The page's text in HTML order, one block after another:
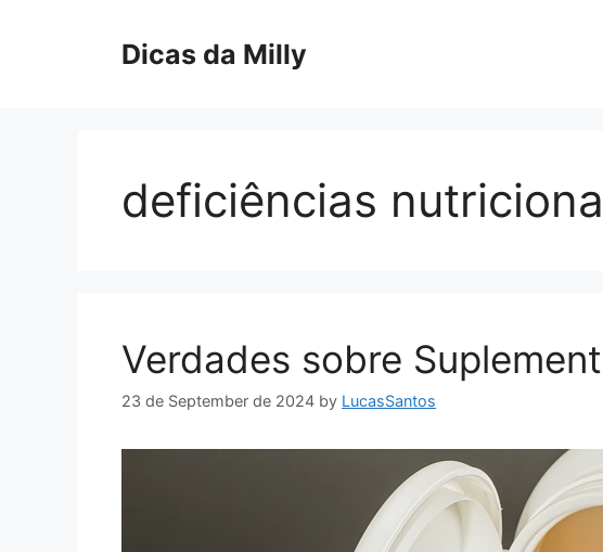
Dicas da Milly
deficiências
Verdades sobre
23 de September de 2024 by LucasSantos